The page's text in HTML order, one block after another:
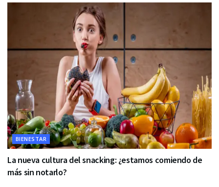
BIENESTAR
La nueva cultura del snacking: ¿estamos comiendo de
más sin notarlo?